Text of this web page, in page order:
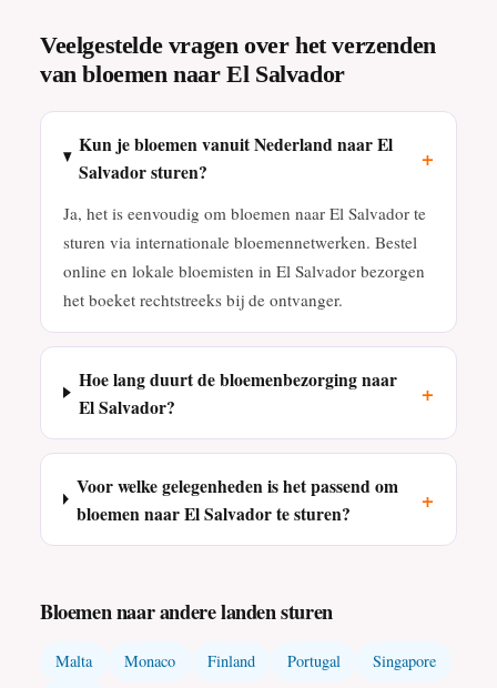
Veelgestelde vragen over het verzenden
van bloemen naar El Salvador
Kun je bloemen vanuit Nederland naar El
Salvador sturen?
+
Ja, het is eenvoudig om bloemen naar El Salvador te
sturen via internationale bloemennetwerken. Bestel
online en lokale bloemisten in El Salvador bezorgen
het boeket rechtstreeks bij de ontvanger.
Hoe lang duurt de bloemenbezorging naar
El Salvador?
+
Voor welke gelegenheden is het passend om
bloemen naar El Salvador te sturen?
+
Bloemen naar andere landen sturen
Malta Monaco Finland Portugal
Singapore